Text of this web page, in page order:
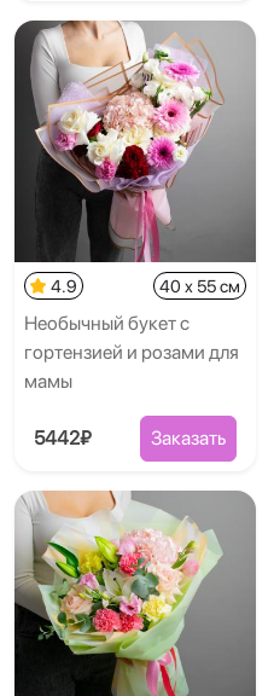
4.9 40 x 55 см
Необычный букет с
гортензией и розами для
мамы
5442₽ Заказать